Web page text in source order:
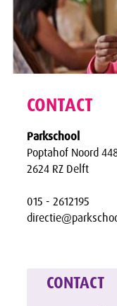
CONTACT
Parkschool
Poptahof Noord
2624 RZ Delft
015 - 2612195
CONTACT